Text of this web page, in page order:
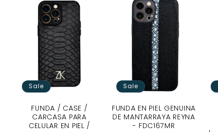
Sale
FUNDA / CASE /
CARCASA PARA
CELULAR EN PIEL /
Sale
FUNDA EN PIEL GENUINA
DE MANTARRAYA REYNA
- FDC167MR